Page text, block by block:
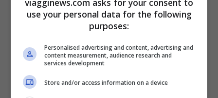
calorosa accoglienza riservata agli
stranieri che cercano una nuova casa in
Città meno ospitali secondo gli
expat
use your personal data for the following
purposes:
Personalised advertising and content, advertising and
content measurement, audience research and
services development
Store and/or access information on a device